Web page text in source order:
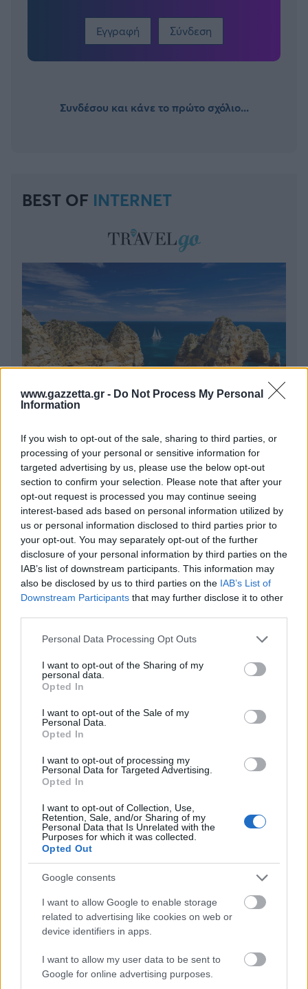
www.gazzetta.gr - Do Not Process My Personal
Information
If you wish to opt-out of the sale, sharing to third parties, or
processing of your personal or sensitive information for
targeted advertising by us, please use the below opt-out
section to confirm your selection. Please note that after your
opt-out request is processed you may continue seeing
interest-based ads based on personal information utilized by
us or personal information disclosed to third parties prior to
your opt-out. You may separately opt-out of the further
disclosure of your personal information by third parties on the
IAB’s list of downstream participants. This information may
also be disclosed by us to third parties on the IAB’s List of
Downstream Participants that may further disclose it to other
Please note that this website/app uses one or more Google
not limited to your visit or usage behaviour. You may click to
grant or deny consent to Google and its third-party tags to
use your data for below specified purposes in below Google
consent section.
Personal Data Processing Opt Outs
I want to opt-out of the Sharing of my
personal data.
Opted In
I want to opt-out of the Sale of my
Personal Data.
Opted In
I want to opt-out of processing my
Personal Data for Targeted Advertising.
Opted In
I want to opt-out of Collection, Use,
Retention, Sale, and/or Sharing of my
Personal Data that Is Unrelated with the
Purposes for which it was collected.
Opted Out
Google consents
I want to allow Google to enable storage
related to advertising like cookies on web or
device identifiers in apps.
I want to allow my user data to be sent to
Google for online advertising purposes.
Εγγραφή Σύνδεση
Συνδέσου και κάνε το πρώτο σχόλιο...
BEST OF INTERNET
Πέρα από τη Λισαβόνα: 10 μαγευτικοί προορισμοί
της Πορτογαλίας
Το καλά κρυμμένο μυστικό της Κρήτης: Το φαράγγι
των Αγίων και η μαγευτική παραλία στο Λιβυκό
6 γραφικά χωριά των Κυκλάδων που αξίζει να
ανακαλύψετε
«Ήμουν κι εγώ στα Κουφονήσια τις ημέρες που
γέμισε η Ιταλίδα»: Η λεπτομέρεια που κανείς δεν
ανέφερε
Ταξιδιώτης πάει διακοπές στην Πάρο για... έναν
μήνα - «Έχω εγώ τον τρόπο»
Αγνώριστος: O Γιάννης Στάνκογλου είχε κάποτε